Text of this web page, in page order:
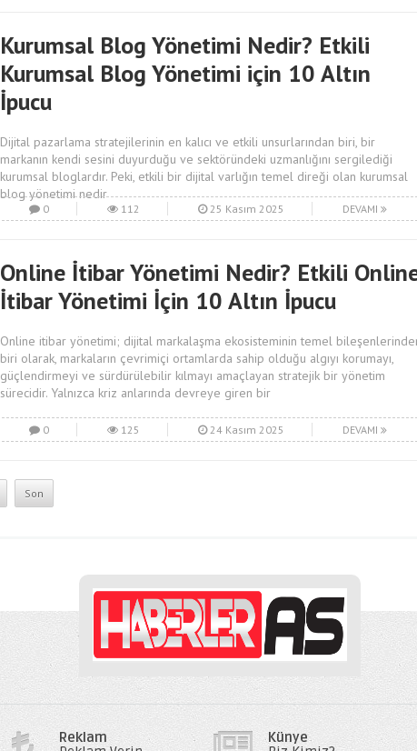
Kurumsal Blog Yönetimi Nedir? Etkili
Kurumsal Blog Yönetimi için 10 Altın
İpucu
Dijital pazarlama stratejilerinin en kalıcı ve etkili unsurlarından biri, bir
markanın kendi sesini duyurduğu ve sektöründeki uzmanlığını sergilediği
kurumsal bloglardır. Peki, etkili bir dijital varlığın temel direği olan kurumsal
blog yönetimi nedir
0 112 25 Kasım 2025 DEVAMI
Online İtibar Yönetimi Nedir? Etkili
İtibar Yönetimi İçin 10 Altın İpucu
Online itibar yönetimi; dijital markalaşma ekosisteminin temel
biri olarak, markaların çevrimiçi ortamlarda sahip olduğu algıyı korumayı,
güçlendirmeyi ve sürdürülebilir kılmayı amaçlayan stratejik bir yönetim
sürecidir. Yalnızca kriz anlarında devreye giren bir
0 125 24 Kasım 2025 DEVAMI
Son
Reklam
Künye